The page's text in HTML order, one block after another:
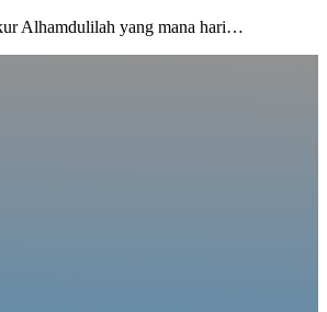
Alhamdulilah yang mana hari…